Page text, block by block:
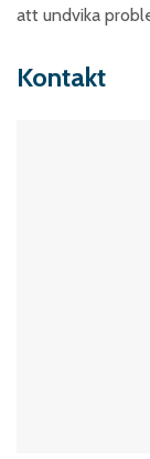
att undvika
Kontakt